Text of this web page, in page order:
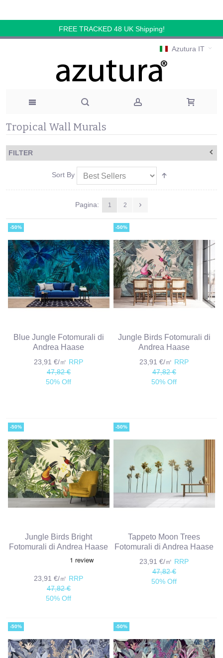
FREE TRACKED 48 UK Shipping!
Azutura IT
Tropical Wall Murals
FILTER
Sort By
Pagina: 1 2
-50%
Blue Jungle Fotomurali di
Andrea Haase
23,91 €/㎡ RRP
47,82 €
50% Off
-50%
Jungle Birds Fotomurali di
Andrea Haase
23,91 €/㎡ RRP
47,82 €
50% Off
-50%
Jungle Birds Bright
Fotomurali di Andrea Haase
23,91 €/㎡ RRP
47,82 €
50% Off
-50%
Tappeto Moon Trees
Fotomurali di Andrea Haase
23,91 €/㎡ RRP
47,82 €
50% Off
-50% -50%